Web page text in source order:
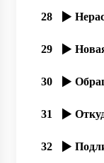
28
29
30
31
32